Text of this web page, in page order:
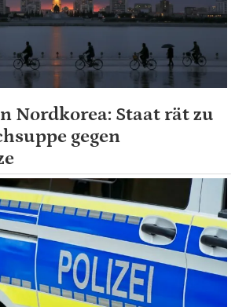
Nordkorea: Staat rät zu
gegen